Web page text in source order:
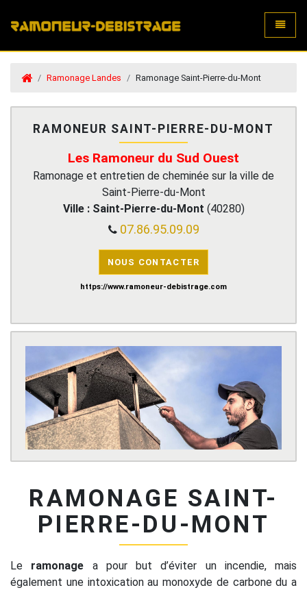
Ramonage Landes Ramonage Saint-Pierre-du-Mont
RAMONEUR SAINT-PIERRE-DU-MONT
Les Ramoneur du Sud Ouest
Ramonage et entretien de cheminée sur la ville de
Saint-Pierre-du-Mont
Ville : Saint-Pierre-du-Mont (40280)
07.86.95.09.09
NOUS CONTACTER
https://www.ramoneur-debistrage.com
RAMONAGE SAINT-
PIERRE-DU-MONT
Le ramonage a pour but d’éviter un incendie, mais
également une intoxication au monoxyde de carbone du a